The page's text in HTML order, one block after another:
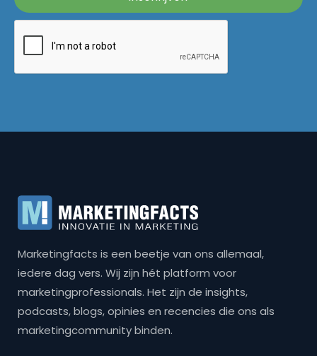
Marketingfacts is een beetje van ons allemaal,
iedere dag vers. Wij zijn hét platform voor
marketingprofessionals. Het zijn de insights,
podcasts, blogs, opinies en recencies die ons als
marketingcommunity binden.